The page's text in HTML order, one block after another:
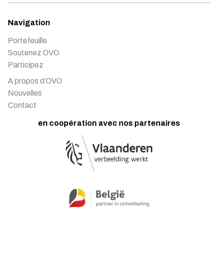
Navigation
Portefeuille
Soutenez OVO
Participez
A propos d’OVO
Nouvelles
Contact
en coopération avec nos partenaires